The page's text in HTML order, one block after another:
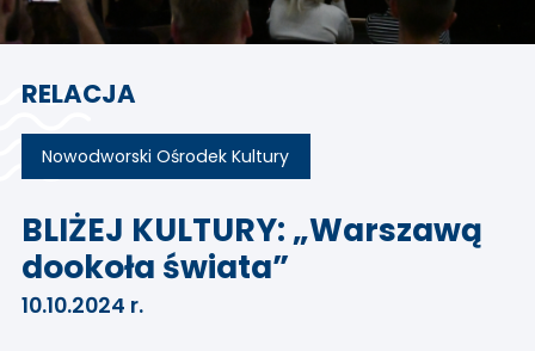
Bilety
Zajęcia stałe
Kontakt
RELACJA
Nowodworski Ośrodek Kultury
BLIŻEJ KULTURY: „Warszawą
dookoła świata”
10.10.2024 r.